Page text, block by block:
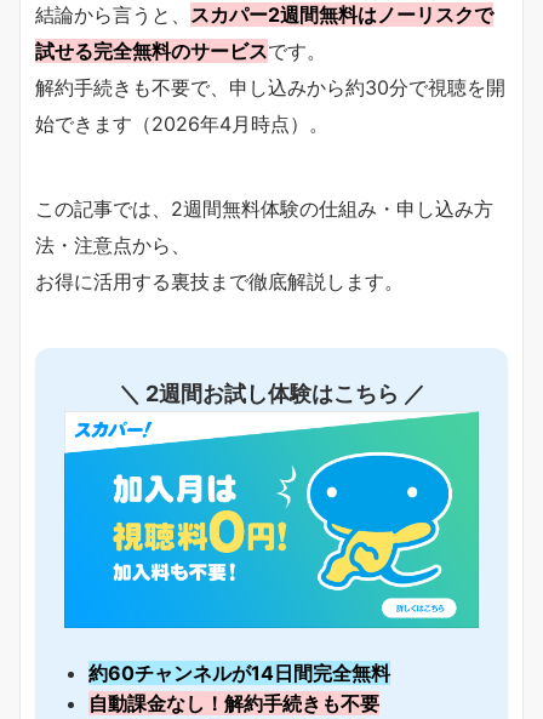
結論から言うと、 スカパー2週間無料はノーリスクで
試せる完全無料のサービスです。
解約手続きも不要で、申し込みから約30分で視聴を開
始できます（2026年4月時点）。
この記事では、2週間無料体験の仕組み・申し込み方
法・注意点から、
お得に活用する裏技まで徹底解説します。
＼ 2週間お試し体験はこちら ／
約60チャンネルが14日間完全無料
自動課金なし！解約手続きも不要